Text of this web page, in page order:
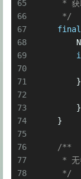
65
66
67
68
69
70
71
72
73
74
75
76
77
78
* 获
     */
final
        }
        }
    }
/**
* 无
     */